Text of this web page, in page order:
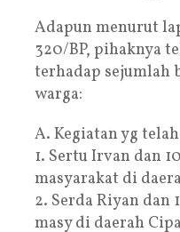
Adapun menurut
320/BP, pihaknya
terhadap sejumlah
warga:
A. Kegiatan yg
1. Sertu Irvan dan
masyarakat di
2. Serda Riyan dan
masy di daerah